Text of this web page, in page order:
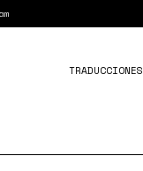
TRADUCCIONES